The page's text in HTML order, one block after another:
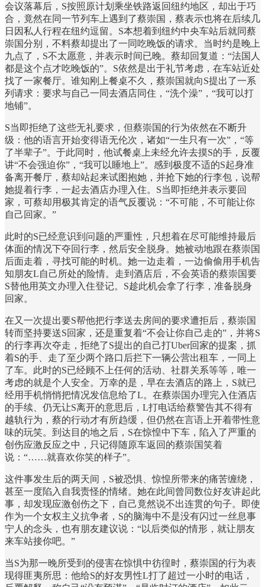
会议落幕后，S按照原计划乘坐铁路返回纽约地区，却出于巧
合，竟然在同一节列车上遇到了蔡崇国，蔡表示也将在后续几
日因私人行程在纽约逗留。S本想着到纽约中央车站后就同蔡
崇国分别，不料蔡却提出了一同吃晚饭的请求。当时约是晚上
九点了，S不太愿意，并表示时间已晚。蔡却回复道：“法国人
都是这个点才吃晚饭的”。S依然是出于礼节考虑，在车站近处
找了一家餐厅。谁知刚上餐桌不久，蔡崇国就向S提出了一系
列请求：要求与自己一同去酒店同住，“洗个澡”，“我可以打
地铺”。
S当即拒绝了这些无礼要求，但蔡崇国的行为依然在不断升
级：他的语言开始变得语无伦次，诸如“一生只有一次”，“等
了半辈子”。于此同时，他试餐桌上未经允许去摸S的手，反覆
讲“不会强迫你”，“我可以睡地上”。感到极度不适的S起身准
备离开餐厅，蔡却站起来试图抱她，并抢下她的行李包，说帮
她提着行李，一起去酒店办理入住。S当即拒绝并表示要回
家，可蔡却用极其肯定的语气反覆说：“不可能，不可能让你
自己回家。”
此时的S已经意识到问题的严重性，只想着在尽可能维持最后
体面的情况下夺回行李，然后安全脱身。她被动地跟在蔡崇国
后面走着，寻找可能的时机。她一边走着，一边偷偷用手机告
知朋友L自己所处的险情。走到酒店后，不会英语的蔡崇国要
S替他用英文办理入住登记。S趁此机会拿了行李，准备脱身
回家。
在又一次提出要S帮他把行李送去房间的要求遭拒后，蔡崇国
转而坚持要送S回家，还是重复着“不会让你自己走的”，并将S
的行李再次夺走，拒绝了S提出的自己打Uber回家的提案，抓
着S的手、走了至少两个路口后拦下一辆公营出租车，一同上
了车。此时的S已经顾不上任何的活动、社群关系等等，唯一
考虑的就是个人安全。万幸的是，早在去酒店的路上，S就已
经用手机悄悄把情况发信息给了L。在蔡崇国办理完入住酒店
的手续、仍无让S离开的意思后，L打电话给蔡警告其不得有
越轨行为，蔡的行动才有所趋缓，但仍然在言语上开着带性意
味的玩笑。到达目的地之后，S在惊惶中下车，陷入了严重的
创伤应激反应之中，只记得随原车返回的蔡崇国笑着
说：“……就喜欢你笑的样子”。
这件事发生后的两天间，S被恐惧、惊惶所带来的痛苦缠绕，
甚至一度陷入自我责怪的情绪。她在此间曾同数位好友讲起此
事，却发现应激创伤之下，自己竟然说不出连贯的句子。即使
作为一个女权主义抗争者，S的脑海中不是没有闪过一丝息事
宁人的念头，也有朋友建议说：“以后类似的情形，就让朋友
来车站接你吧。”
当S为那一晚所受到的侵害在惊惧中彷徨时，蔡崇国的行为表
现得匪夷所思：他给S的好友男性L打了超过一小时的电话，